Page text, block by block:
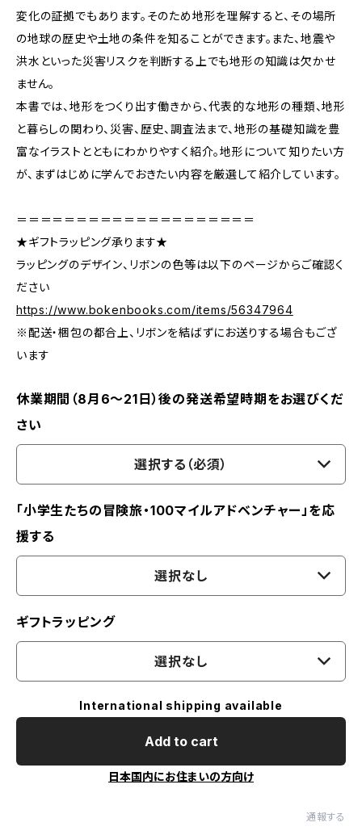
変化の証拠でもあります。そのため地形を理解すると、その場所
の地球の歴史や土地の条件を知ることができます。また、地震や
洪水といった災害リスクを判断する上でも地形の知識は欠かせ
ません。
本書では、地形をつくり出す働きから、代表的な地形の種類、地形
と暮らしの関わり、災害、歴史、調査法まで、地形の基礎知識を豊
富なイラストとともにわかりやすく紹介。地形について知りたい方
が、まずはじめに学んでおきたい内容を厳選して紹介しています。
＝＝＝＝＝＝＝＝＝＝＝＝＝＝＝＝＝＝＝＝
★ギフトラッピング承ります★
ラッピングのデザイン、リボンの色等は以下のページからご確認く
ださい
https://www.bokenbooks.com/items/56347964
※配送・梱包の都合上、リボンを結ばずにお送りする場合もござ
います
休業期間（8月6〜21日）後の発送希望時期をお選びくだ
さい
選択する（必須）
「小学生たちの冒険旅・100マイルアドベンチャー」を応
援する
選択なし
ギフトラッピング
選択なし
International shipping available
Add to cart
日本国内にお住まいの方向け
通報する